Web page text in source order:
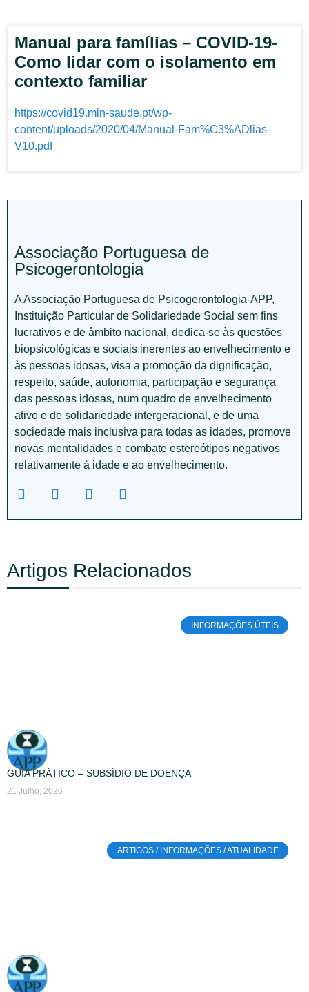
Manual para famílias – COVID-19-
Como lidar com o isolamento em
contexto familiar
https://covid19.min-saude.pt/wp-
content/uploads/2020/04/Manual-Fam%C3%ADlias-
V10.pdf
Associação Portuguesa de
Psicogerontologia
A Associação Portuguesa de Psicogerontologia-APP,
Instituição Particular de Solidariedade Social sem fins
lucrativos e de âmbito nacional, dedica-se às questões
biopsicológicas e sociais inerentes ao envelhecimento e
às pessoas idosas, visa a promoção da dignificação,
respeito, saúde, autonomia, participação e segurança
das pessoas idosas, num quadro de envelhecimento
ativo e de solidariedade intergeracional, e de uma
sociedade mais inclusiva para todas as idades, promove
novas mentalidades e combate estereótipos negativos
relativamente à idade e ao envelhecimento.
Artigos Relacionados
INFORMAÇÕES ÚTEIS
GUIA PRÁTICO – SUBSÍDIO DE DOENÇA
21 Julho, 2026
ARTIGOS / INFORMAÇÕES / ATUALIDADE